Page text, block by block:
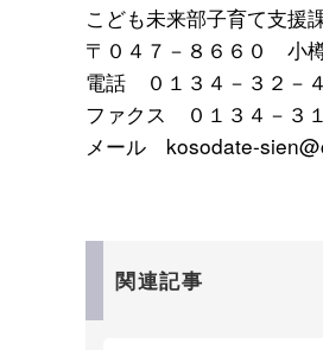
こども未来部子育て支援
〒０４７－８６６０ 小
電話 ０１３４－３２－
ファクス ０１３４－３
メール kosodate-
関連記事